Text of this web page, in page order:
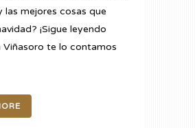
las mejores cosas que
¡Sigue leyendo
Viñasoro te lo contamos